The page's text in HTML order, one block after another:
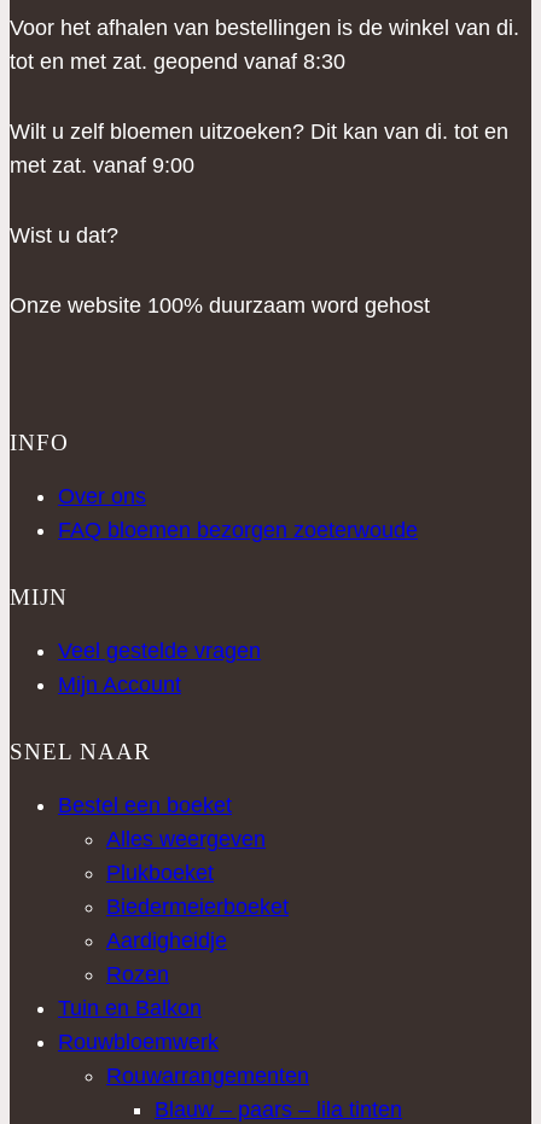
Voor het afhalen van bestellingen is de winkel van di.
tot en met zat. geopend vanaf 8:30
Wilt u zelf bloemen uitzoeken? Dit kan van di. tot en
met zat. vanaf 9:00
Wist u dat?
Onze website 100% duurzaam word gehost
INFO
Over ons
FAQ bloemen bezorgen zoeterwoude
MIJN
Veel gestelde vragen
Mijn Account
SNEL NAAR
Bestel een boeket
Alles weergeven
Plukboeket
Biedermeierboeket
Aardigheidje
Rozen
Tuin en Balkon
Rouwbloemwerk
Rouwarrangementen
Blauw – paars – lila tinten